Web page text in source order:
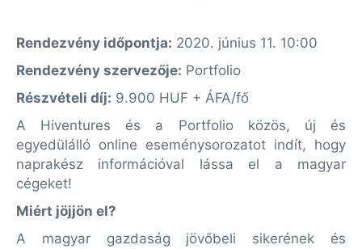
Rendezvény időpontja: 2020. június 11. 10:00
Rendezvény szervezője: Portfolio
Részvételi díj: 9.900 HUF + ÁFA/fő
A Hiventures és a Portfolio közös, új és
egyedülálló online eseménysorozatot indít, hogy
naprakész információval lássa el a magyar
cégeket!
Miért jöjjön el?
A magyar gazdaság jövőbeli sikerének és